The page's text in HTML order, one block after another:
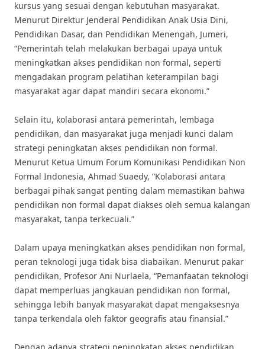
kursus yang sesuai dengan kebutuhan masyarakat.
Menurut Direktur Jenderal Pendidikan Anak Usia Dini,
Pendidikan Dasar, dan Pendidikan Menengah, Jumeri,
“Pemerintah telah melakukan berbagai upaya untuk
meningkatkan akses pendidikan non formal, seperti
mengadakan program pelatihan keterampilan bagi
masyarakat agar dapat mandiri secara ekonomi.”
Selain itu, kolaborasi antara pemerintah, lembaga
pendidikan, dan masyarakat juga menjadi kunci dalam
strategi peningkatan akses pendidikan non formal.
Menurut Ketua Umum Forum Komunikasi Pendidikan Non
Formal Indonesia, Ahmad Suaedy, “Kolaborasi antara
berbagai pihak sangat penting dalam memastikan bahwa
pendidikan non formal dapat diakses oleh semua kalangan
masyarakat, tanpa terkecuali.”
Dalam upaya meningkatkan akses pendidikan non formal,
peran teknologi juga tidak bisa diabaikan. Menurut pakar
pendidikan, Profesor Ani Nurlaela, “Pemanfaatan teknologi
dapat memperluas jangkauan pendidikan non formal,
sehingga lebih banyak masyarakat dapat mengaksesnya
tanpa terkendala oleh faktor geografis atau finansial.”